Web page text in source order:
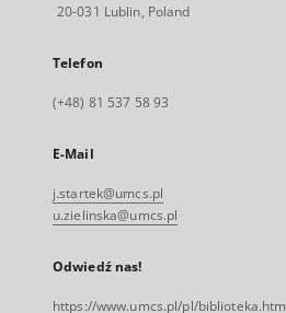
20-031 Lublin, Poland
Telefon
(+48) 81 537 58 93
E-Mail
j.startek@umcs.pl
u.zielinska@umcs.pl
Odwiedź nas!
https://www.umcs.pl/pl/biblioteka.htm